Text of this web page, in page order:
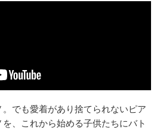
でも愛着があり捨てられないピア
、これから始める子供たちにバト